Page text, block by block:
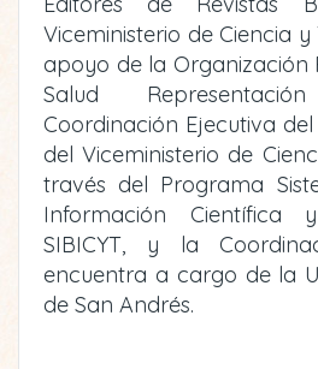
Viceministerio de Ciencia
apoyo de la Organización
Salud
Coordinación Ejecutiva
del Viceministerio de
través del Programa
Información Científica
SIBICYT, y la
encuentra a cargo de la
de San Andrés.